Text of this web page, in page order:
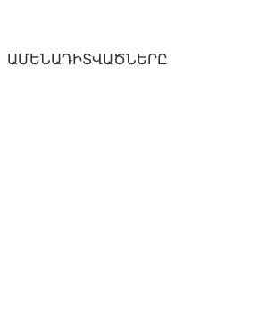
ԱՄԵՆԱԴԻՏՎԱԾՆԵՐԸ